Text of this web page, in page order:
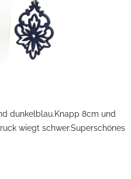
dunkelblau.Knapp 8cm und
wiegt schwer.Superschönes